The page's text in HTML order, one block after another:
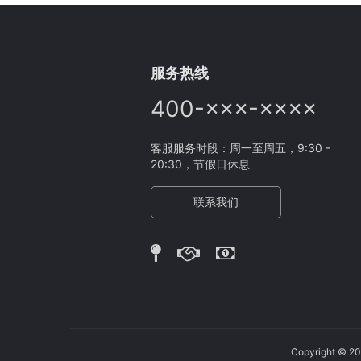
服务热线
400-×××-××××
客服服务时段：周一至周五，9:30 -
20:30，节假日休息
联系我们
Copyright ©